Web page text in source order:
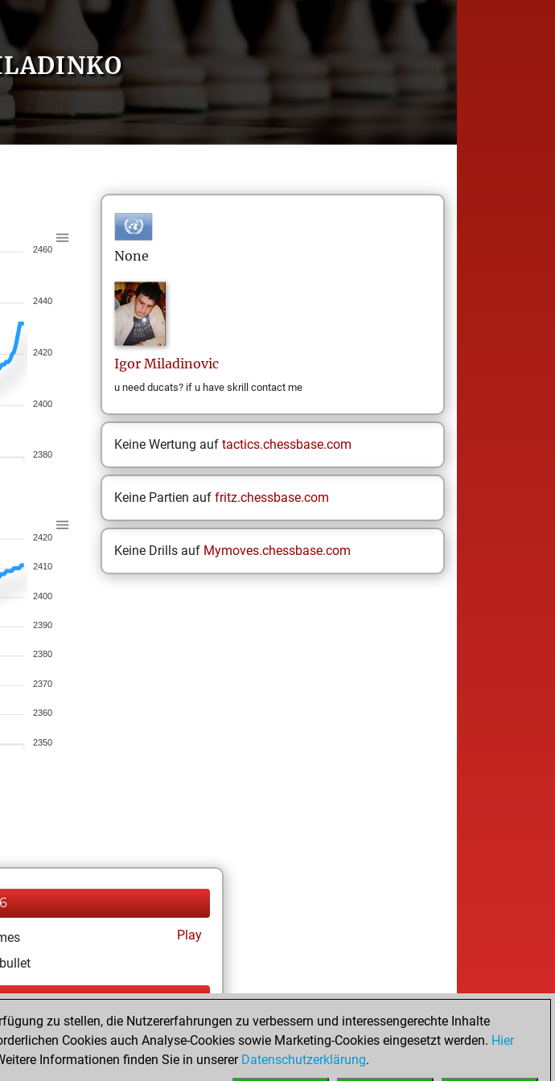
2460
2440
2420
2400
2380
2420
2410
2400
2390
2380
2370
2360
2350
None
Igor Miladinovic
u need ducats? if u have skrill contact me
Keine Wertung auf tactics.chessbase.com
Keine Partien auf fritz.chessbase.com
Keine Drills auf Mymoves.chessbase.com
Play
Play
zu stellen, die Nutzererfahrungen zu verbessern und interessengerechte Inhalte
Cookies auch Analyse-Cookies sowie Marketing-Cookies eingesetzt werden. Hier
Informationen finden Sie in unserer Datenschutzerklärung.